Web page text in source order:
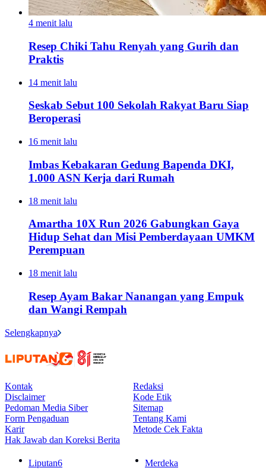
4 menit lalu
Resep Chiki Tahu Renyah yang Gurih dan
Praktis
14 menit lalu
Seskab Sebut 100 Sekolah Rakyat Baru Siap
Beroperasi
16 menit lalu
Imbas Kebakaran Gedung Bapenda DKI,
1.000 ASN Kerja dari Rumah
18 menit lalu
Amartha 10X Run 2026 Gabungkan Gaya
Hidup Sehat dan Misi Pemberdayaan UMKM
Perempuan
18 menit lalu
Resep Ayam Bakar Nanangan yang Empuk
dan Wangi Rempah
Selengkapnya
Kontak
Redaksi
Disclaimer
Kode Etik
Pedoman Media Siber
Sitemap
Form Pengaduan
Tentang Kami
Karir
Metode Cek Fakta
Hak Jawab dan Koreksi Berita
Liputan6 Merdeka